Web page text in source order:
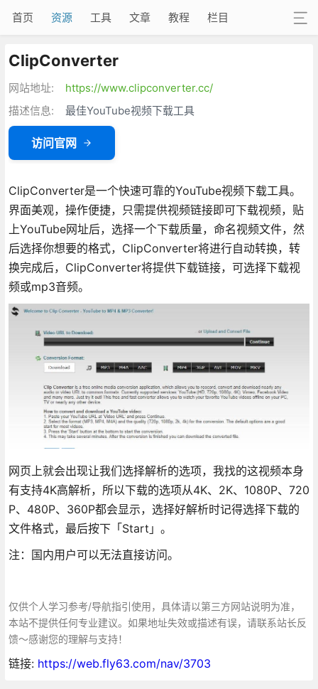
首页 资源 工具 文章 教程 栏目
ClipConverter
网站地址:
https://www.clipconverter.cc/
描述信息:
最佳YouTube视频下载工具
访问官网
ClipConverter是一个快速可靠的YouTube视频下载工具。
界面美观，操作便捷，只需提供视频链接即可下载视频，贴
上YouTube网址后，选择一个下载质量，命名视频文件，然
后选择你想要的格式，ClipConverter将进行自动转换，转
换完成后，ClipConverter将提供下载链接，可选择下载视
频或mp3音频。
网页上就会出现让我们选择解析的选项，我找的这视频本身
有支持4K高解析，所以下载的选项从4K、2K、1080P、720
P、480P、360P都会显示，选择好解析时记得选择下载的
文件格式，最后按下「Start」。
注：国内用户可以无法直接访问。
仅供个人学习参考/导航指引使用，具体请以第三方网站说明为准，
本站不提供任何专业建议。如果地址失效或描述有误，请联系站长反
馈～感谢您的理解与支持！
链接: https://web.fly63.com/nav/3703